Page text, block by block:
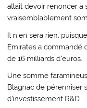
allait devoir renoncer à
vraisemblablement
Il n’en sera rien,
Emirates a commandé
de 16 milliards d’euros.
Une somme
Blagnac de pérenniser
d’investissement R&D.